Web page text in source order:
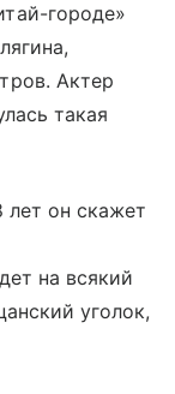
городе»
Актер
такая
лет он скажет
на всякий
уголок,